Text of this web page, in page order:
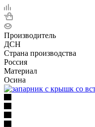
Производитель
ДСН
Страна производства
Россия
Материал
Осина